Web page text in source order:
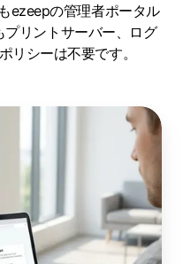
ezeepの管理者ポータル
リントサーバー、ログ
リシーは不要です。